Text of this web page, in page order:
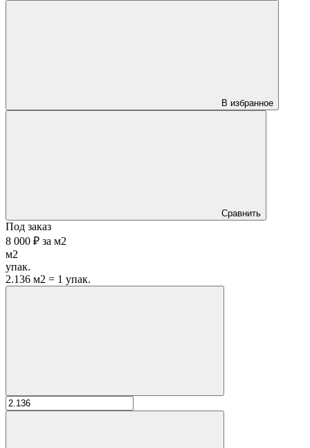
В избранное
Сравнить
Под заказ
8 000 ₽ за м2
м2
упак.
2.136 м2 = 1 упак.